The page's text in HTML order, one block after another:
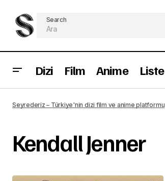
Search
Dizi Film Anime Liste
Seyrederiz – Türkiye'nin dizi film ve anime platformu
Kendall Jenner